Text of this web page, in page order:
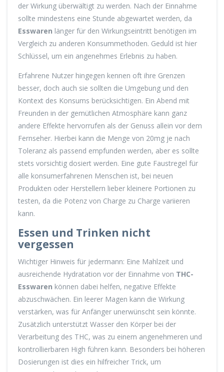
der Wirkung überwältigt zu werden. Nach der Einnahme
sollte mindestens eine Stunde abgewartet werden, da
Esswaren länger für den Wirkungseintritt benötigen im
Vergleich zu anderen Konsummethoden. Geduld ist hier
Schlüssel, um ein angenehmes Erlebnis zu haben.
Erfahrene Nutzer hingegen kennen oft ihre Grenzen
besser, doch auch sie sollten die Umgebung und den
Kontext des Konsums berücksichtigen. Ein Abend mit
Freunden in der gemütlichen Atmosphäre kann ganz
andere Effekte hervorrufen als der Genuss allein vor dem
Fernseher. Hierbei kann die Menge von 20mg je nach
Toleranz als passend empfunden werden, aber es sollte
stets vorsichtig dosiert werden. Eine gute Faustregel für
alle konsumerfahrenen Menschen ist, bei neuen
Produkten oder Herstellern lieber kleinere Portionen zu
testen, da die Potenz von Charge zu Charge variieren
kann.
Essen und Trinken nicht
vergessen
Wichtiger Hinweis für jedermann: Eine Mahlzeit und
ausreichende Hydratation vor der Einnahme von THC-
Esswaren können dabei helfen, negative Effekte
abzuschwächen. Ein leerer Magen kann die Wirkung
verstärken, was für Anfänger unerwünscht sein könnte.
Zusätzlich unterstützt Wasser den Körper bei der
Verarbeitung des THC, was zu einem angenehmeren und
kontrollierbaren High führen kann. Besonders bei höheren
Dosierungen ist dies ein hilfreicher Trick, um